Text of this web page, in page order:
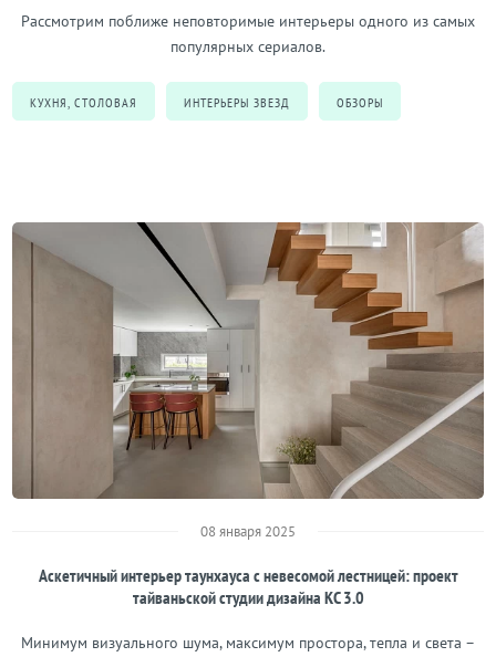
Рассмотрим поближе неповторимые интерьеры одного из самых
популярных сериалов.
КУХНЯ, СТОЛОВАЯ ИНТЕРЬЕРЫ ЗВЕЗД ОБЗОРЫ
08 января 2025
Аскетичный интерьер таунхауса с невесомой лестницей: проект
тайваньской студии дизайна КС 3.0
Минимум визуального шума, максимум простора, тепла и света –